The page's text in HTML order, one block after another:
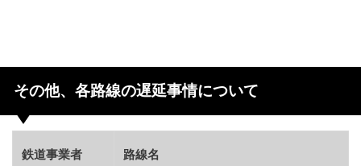
その他、各路線の遅延事情について
鉄道事業者 路線名